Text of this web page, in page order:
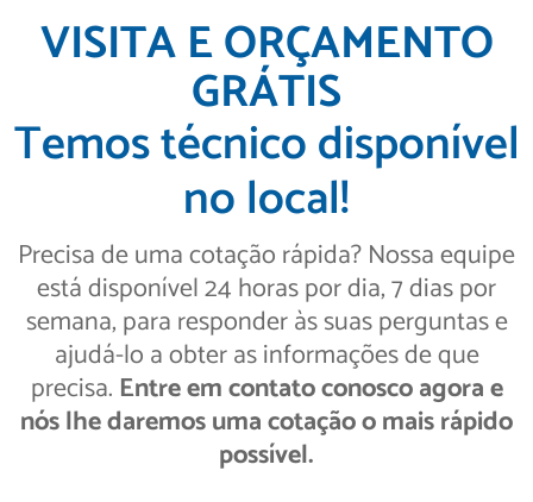
VISITA E ORÇAMENTO
GRÁTIS
Temos técnico disponível
no local!
Precisa de uma cotação rápida? Nossa equipe
está disponível 24 horas por dia, 7 dias por
semana, para responder às suas perguntas e
ajudá-lo a obter as informações de que
precisa. Entre em contato conosco agora e
nós lhe daremos uma cotação o mais rápido
possível.